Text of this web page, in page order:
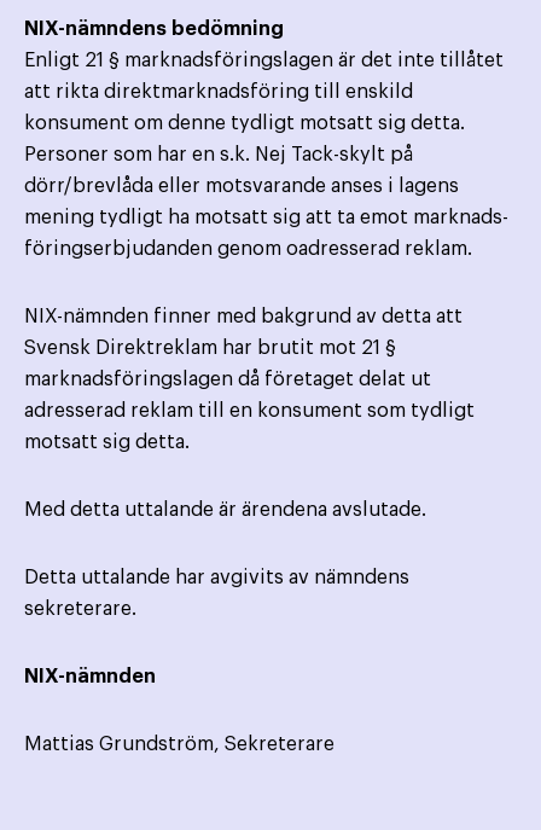
NIX-nämndens bedömning
Enligt 21 § marknadsföringslagen är det inte tillåtet
att rikta direktmarknadsföring till enskild
konsument om denne tydligt motsatt sig detta.
Personer som har en s.k. Nej Tack-skylt på
dörr/brevlåda eller motsvarande anses i lagens
mening tydligt ha motsatt sig att ta emot marknads­
föringserbjudanden genom oadresserad reklam.
NIX-nämnden finner med bakgrund av detta att
Svensk Direktreklam har brutit mot 21 §
marknadsföringslagen då företaget delat ut
adresserad reklam till en konsument som tydligt
motsatt sig detta.
Med detta uttalande är ärendena avslutade.
Detta uttalande har avgivits av nämndens
sekreterare.
NIX-nämnden
Mattias Grundström, Sekreterare